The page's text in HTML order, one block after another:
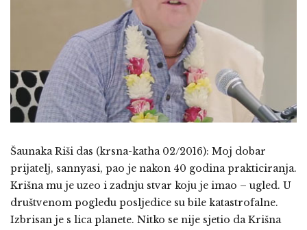
Šaunaka Riši das (krsna-katha 02/2016): Moj dobar
prijatelj, sannyasi, pao je nakon 40 godina prakticiranja.
Krišna mu je uzeo i zadnju stvar koju je imao – ugled. U
društvenom pogledu posljedice su bile katastrofalne.
Izbrisan je s lica planete. Nitko se nije sjetio da Krišna